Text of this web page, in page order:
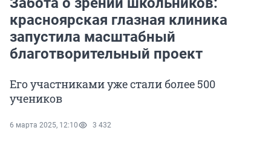
красноярская глазная клиника
запустила масштабный
благотворительный проект
Его участниками уже стали более 500
учеников
6 марта 2025, 12:10 3 432